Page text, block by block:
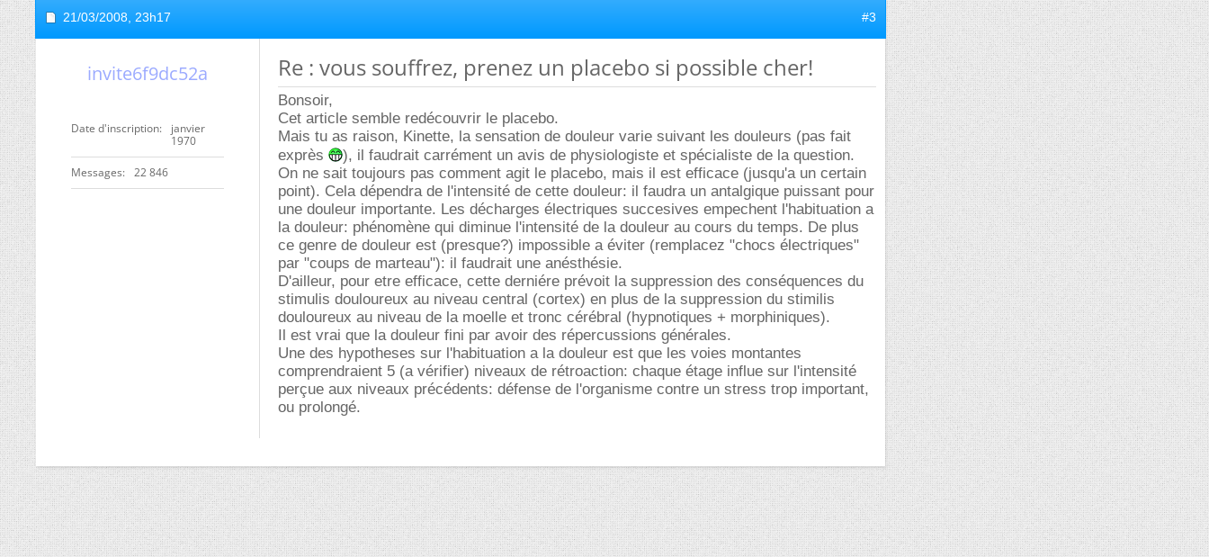
21/03/2008, 23h17 #3
invite6f9dc52a
Date d'inscription
janvier
1970
Messages 22 846
Re : vous souffrez, prenez un placebo si possible cher!
Bonsoir,
Cet article semble redécouvrir le placebo.
Mais tu as raison, Kinette, la sensation de douleur varie suivant les douleurs (pas fait
exprès
), il faudrait carrément un avis de physiologiste et spécialiste de la question.
On ne sait toujours pas comment agit le placebo, mais il est efficace (jusqu'a un certain
point). Cela dépendra de l'intensité de cette douleur: il faudra un antalgique puissant pour
une douleur importante. Les décharges électriques succesives empechent l'habituation a
la douleur: phénomène qui diminue l'intensité de la douleur au cours du temps. De plus
ce genre de douleur est (presque?) impossible a éviter (remplacez "chocs électriques"
par "coups de marteau"): il faudrait une anésthésie.
D'ailleur, pour etre efficace, cette derniére prévoit la suppression des conséquences du
stimulis douloureux au niveau central (cortex) en plus de la suppression du stimilis
douloureux au niveau de la moelle et tronc cérébral (hypnotiques + morphiniques).
Il est vrai que la douleur fini par avoir des répercussions générales.
Une des hypotheses sur l'habituation a la douleur est que les voies montantes
comprendraient 5 (a vérifier) niveaux de rétroaction: chaque étage influe sur l'intensité
perçue aux niveaux précédents: défense de l'organisme contre un stress trop important,
ou prolongé.